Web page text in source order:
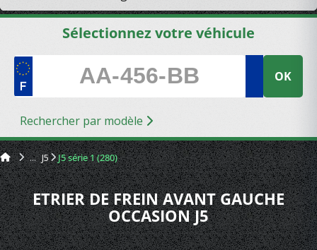
Sélectionnez votre véhicule
OK
Rechercher par modèle
J5 J5 série 1 (280)
ETRIER DE FREIN AVANT GAUCHE
OCCASION J5